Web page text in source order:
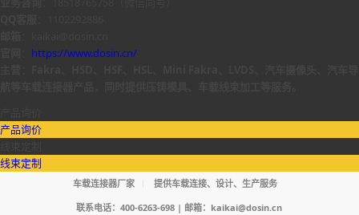
https://www.dosin.cn/
产品询价
线束定制
车载连接器厂家
提供车载连接、设计、生产服务
联系电话：400-6263-698 | 邮箱： kaikai@dosin.cn